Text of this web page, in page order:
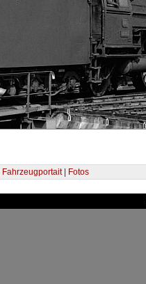
Fahrzeugportait | Fotos